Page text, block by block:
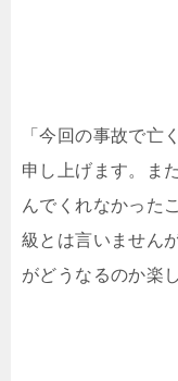
「今回の事故で亡
申し上げます。ま
んでくれなかった
級とは言いません
がどうなるのか楽